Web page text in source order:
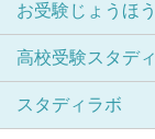
お受験じょうほう
高校受験スタディ
スタディラボ